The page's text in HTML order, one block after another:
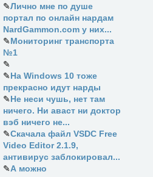
✎Лично мне по душе
портал по онлайн нардам
NardGammon.com у них...
✎Мониторинг транспорта
№1
✎
✎На Windows 10 тоже
прекрасно идут нарды
✎Не неси чушь, нет там
ничего. Ни аваст ни доктор
вэб ничего не...
✎Скачала файл VSDC Free
Video Editor 2.1.9,
антивирус заблокировал...
✎А можно